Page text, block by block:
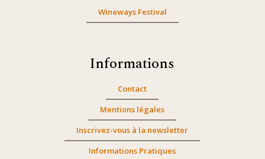
Wineways Festival
Informations
Contact
Mentions légales
Inscrivez-vous à la newsletter
Informations Pratiques